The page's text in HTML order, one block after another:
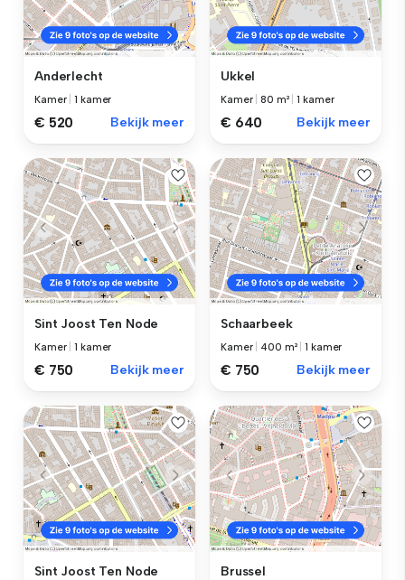
Anderlecht
Kamer |1 kamer
€ 520 Bekijk meer
Ukkel
Kamer |80 m² |1 kamer
€ 640 Bekijk meer
Sint Joost Ten Node
Kamer |1 kamer
€ 750 Bekijk meer
Schaarbeek
Kamer 400 m² |1 kamer
€ 750 Bekijk meer
Sint Joost Ten Node Brussel